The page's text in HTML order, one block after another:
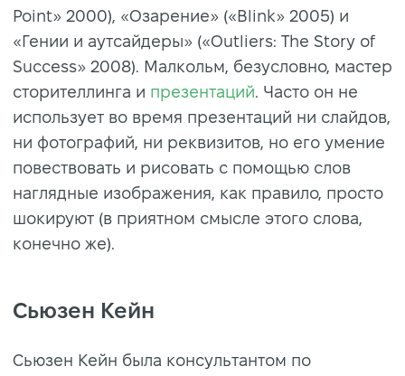
Point» 2000), «Озарение» («Blink» 2005) и
«Гении и аутсайдеры» («Outliers: The Story of
Success» 2008). Малкольм, безусловно, мастер
сторителлинга и презентаций. Часто он не
использует во время презентаций ни слайдов,
ни фотографий, ни реквизитов, но его умение
повествовать и рисовать с помощью слов
наглядные изображения, как правило, просто
шокируют (в приятном смысле этого слова,
конечно же).
Сьюзен Кейн
Сьюзен Кейн была консультантом по